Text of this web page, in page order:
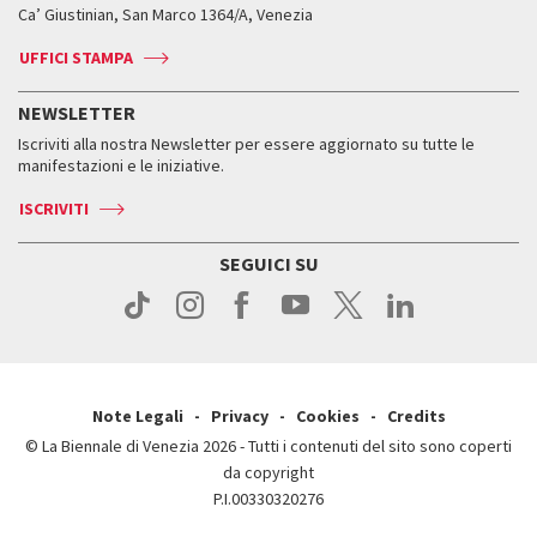
Come raggiungerci
Press
Orari e sedi
Accrediti
Come raggiungerci
Biglietti
Accrediti
Come raggiungerci
Contatti
Press
Come raggiungerci
Press
Leone d’argento
Edizioni passate
Orari e sedi
Biglietti
Servizi al pubblico
Come raggiungerci
Contatti
Biennale College ASAC
ASAC DATI
Storia
Orari e sedi
Ca’ Giustinian, San Marco 1364/A, Venezia
UFFICI STAMPA
NEWSLETTER
Iscriviti alla nostra Newsletter per essere aggiornato su tutte le
manifestazioni e le iniziative.
ISCRIVITI
SEGUICI SU
Note Legali Privacy Cookies
Credits
© La Biennale di Venezia 2026 - Tutti i contenuti del sito sono coperti
da copyright
P.I.00330320276